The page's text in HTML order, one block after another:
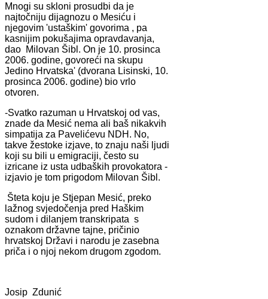
Mnogi su skloni prosudbi da je
najtočniju dijagnozu o Mesiću i
njegovim 'ustaškim' govorima , pa
kasnijim pokušajima opravdavanja,
dao Milovan Šibl. On je 10. prosinca
2006. godine, govoreći na skupu
Jedino Hrvatska' (dvorana Lisinski, 10.
prosinca 2006. godine) bio vrlo
otvoren.
-Svatko razuman u Hrvatskoj od vas,
znade da Mesić nema ali baš nikakvih
simpatija za Pavelićevu NDH. No,
takve žestoke izjave, to znaju naši ljudi
koji su bili u emigraciji, često su
izricane iz usta udbaških provokatora -
izjavio je tom prigodom Milovan Šibl.
Šteta koju je Stjepan Mesić, preko
lažnog svjedočenja pred Haškim
sudom i dilanjem transkripata s
oznakom državne tajne, pričinio
hrvatskoj Državi i narodu je zasebna
priča i o njoj nekom drugom zgodom.
Josip Zdunić